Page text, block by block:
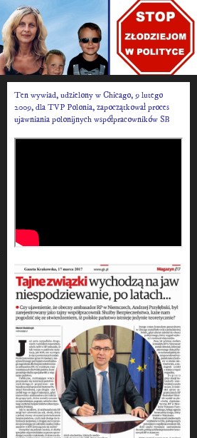
Ten wywiad, udzielony w Chicago, 9 lutego
2009, dla TVP Polonia, zapoczątkował proces
ujawniania polonijnych współpracowników SB